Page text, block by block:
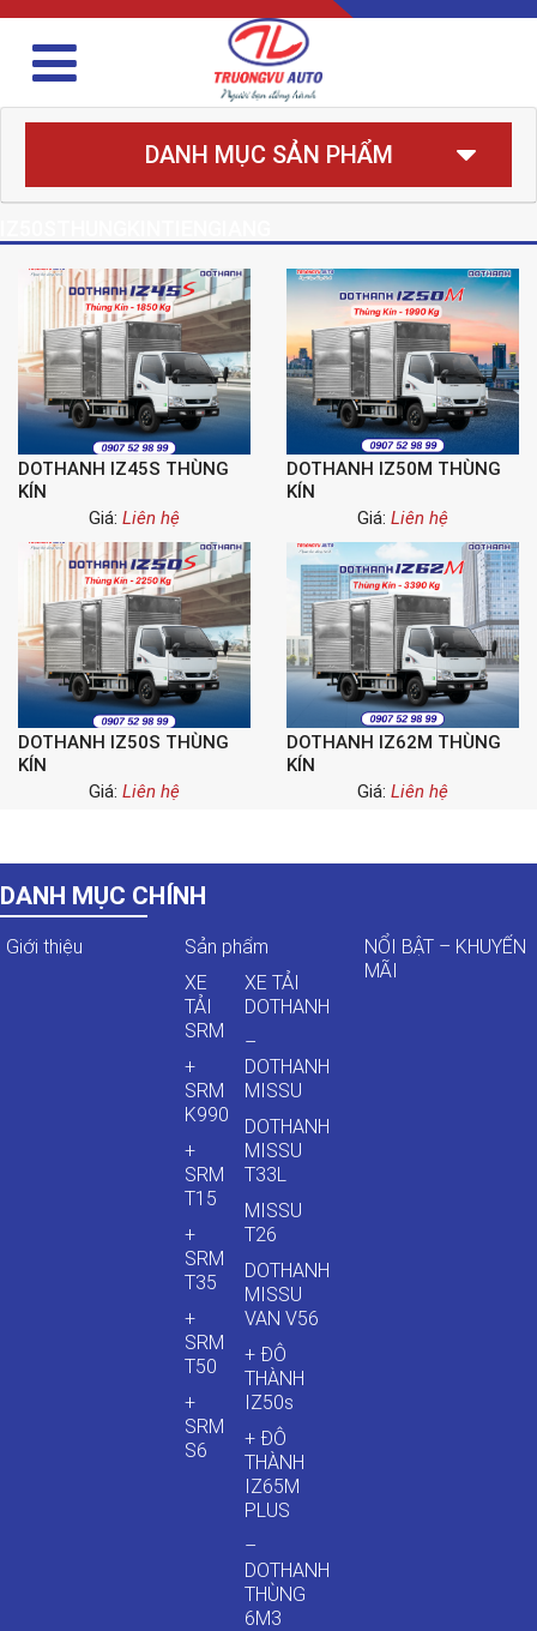
DANH MỤC SẢN PHẨM
DOTHANH IZ45S THÙNG
KÍN
Giá: Liên hệ
DOTHANH IZ50M THÙNG
KÍN
Giá: Liên hệ
DOTHANH IZ50S THÙNG
KÍN
Giá: Liên hệ
DOTHANH IZ62M THÙNG
KÍN
Giá: Liên hệ
DANH MỤC CHÍNH
Giới thiệu
Sản phẩm
XE
TẢI
SRM
+
SRM
K990
+
SRM
T15
+
SRM
T35
+
SRM
T50
+
SRM
S6
XE TẢI
DOTHANH
–
DOTHANH
MISSU
DOTHANH
MISSU
T33L
MISSU
T26
DOTHANH
MISSU
VAN V56
+ ĐÔ
THÀNH
IZ50s
+ ĐÔ
THÀNH
IZ65M
PLUS
–
DOTHANH
THÙNG
6M3
NỔI BẬT – KHUYẾN
MÃI